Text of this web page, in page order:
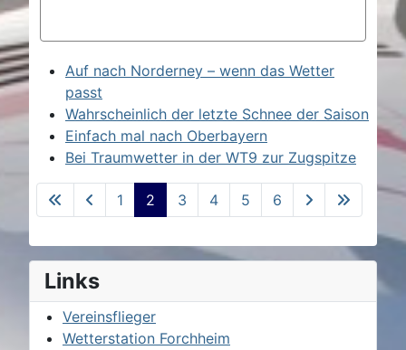
Auf nach Norderney – wenn das Wetter
passt
Wahrscheinlich der letzte Schnee der Saison
Einfach mal nach Oberbayern
Bei Traumwetter in der WT9 zur Zugspitze
Seite 2 von 6
1 2 3 4 5 6
Links
Vereinsflieger
Wetterstation Forchheim